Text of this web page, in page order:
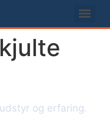
og erfaring.